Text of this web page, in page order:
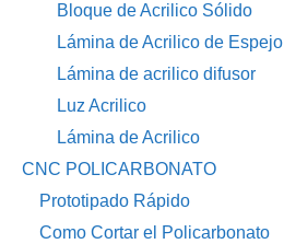
Bloque de Acrilico Sólido
Lámina de Acrilico de Espejo
Lámina de acrilico difusor
Luz Acrilico
Lámina de Acrilico
CNC POLICARBONATO
Prototipado Rápido
Como Cortar el Policarbonato